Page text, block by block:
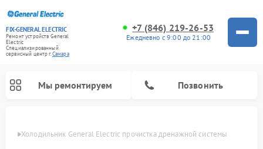
FIX-GENERAL ELECTRIC
Ремонт устройств General
Electric
Специализированный
cервисный центр г.Самара
+7 (846) 219-26-53
Ежедневно с 9:00 до 21:00
Мы ремонтируем Позвонить
Холодильник General Electric прочистка дренажной системы